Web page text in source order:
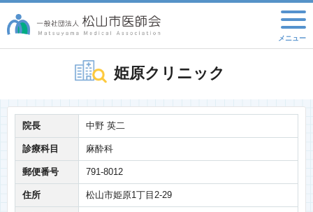
姫原クリニック
院長 中野 英二
診療科目 麻酔科
郵便番号 791-8012
住所 松山市姫原1丁目2-29